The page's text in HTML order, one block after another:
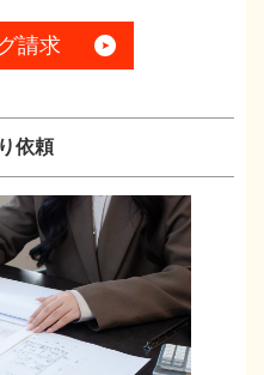
請求
依頼